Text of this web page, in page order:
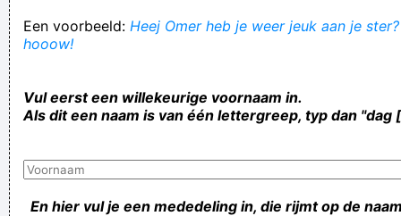
Een voorbeeld: Heej Omer heb je weer jeuk aan je
hooow!
Vul eerst een willekeurige voornaam in.
Als dit een naam is van één lettergreep, typ dan "dag
En hier vul je een mededeling in, die rijmt op de